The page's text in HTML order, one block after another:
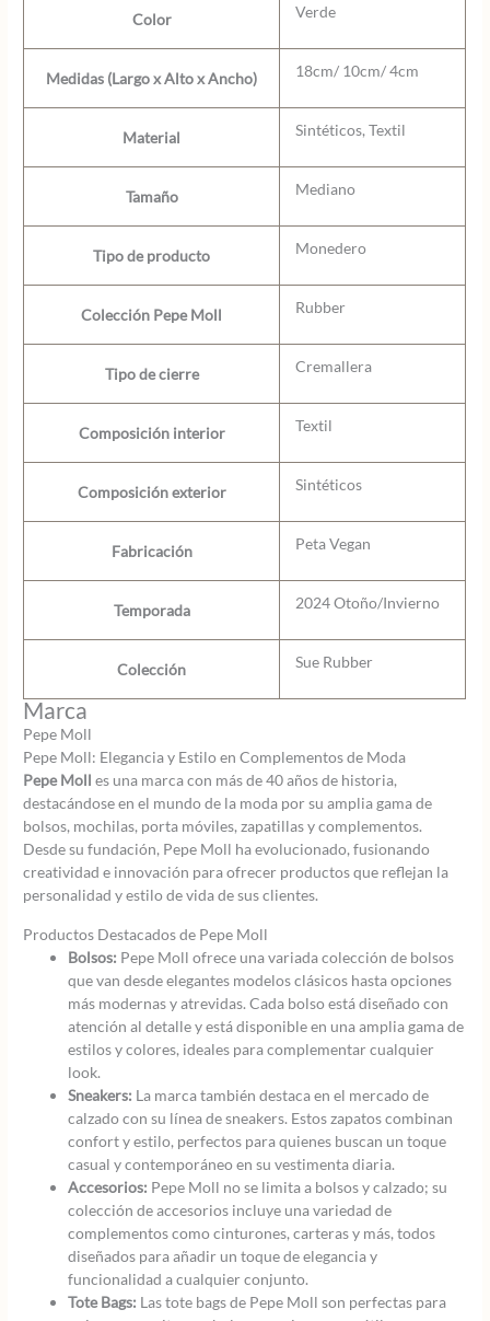
Color Verde
Medidas (Largo x Alto x Ancho) 18cm/ 10cm/ 4cm
Material Sintéticos, Textil
Tamaño Mediano
Tipo de producto Monedero
Colección Pepe Moll Rubber
Tipo de cierre Cremallera
Composición interior Textil
Composición exterior Sintéticos
Fabricación Peta Vegan
Temporada 2024 Otoño/Invierno
Colección Sue Rubber
Marca
Pepe Moll
Pepe Moll: Elegancia y Estilo en Complementos de Moda
Pepe Moll es una marca con más de 40 años de historia,
destacándose en el mundo de la moda por su amplia gama de
bolsos, mochilas, porta móviles, zapatillas y complementos.
Desde su fundación, Pepe Moll ha evolucionado, fusionando
creatividad e innovación para ofrecer productos que reflejan la
personalidad y estilo de vida de sus clientes.
Productos Destacados de Pepe Moll
Bolsos: Pepe Moll ofrece una variada colección de bolsos
que van desde elegantes modelos clásicos hasta opciones
más modernas y atrevidas. Cada bolso está diseñado con
atención al detalle y está disponible en una amplia gama de
estilos y colores, ideales para complementar cualquier
look.
Sneakers: La marca también destaca en el mercado de
calzado con su línea de sneakers. Estos zapatos combinan
confort y estilo, perfectos para quienes buscan un toque
casual y contemporáneo en su vestimenta diaria.
Accesorios: Pepe Moll no se limita a bolsos y calzado; su
colección de accesorios incluye una variedad de
complementos como cinturones, carteras y más, todos
diseñados para añadir un toque de elegancia y
funcionalidad a cualquier conjunto.
Tote Bags: Las tote bags de Pepe Moll son perfectas para